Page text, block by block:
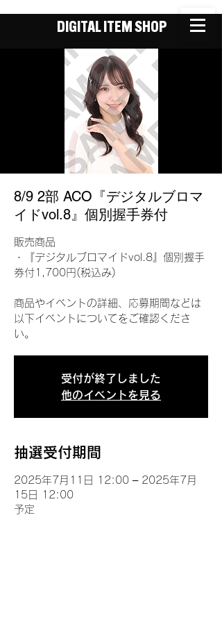
DIGITAL ITEM SHOP
8/9 2部 ACO『デジタルブロマ
イドvol.8』個別握手券付
販売商品
・『デジタルブロマイドvol.8』個別握手
券付1,700円(税込み)
商品やイベントの詳細、応募期間などは
以下イベントについてをご確認くださ
い。
受付が終了しました
他のイベントを見る
抽選受付期間
2025年7月11日 12:00 – 2025年7月
15日 12:00
予定